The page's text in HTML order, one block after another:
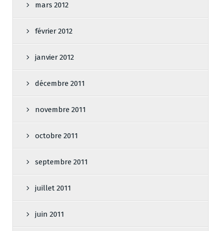
mars 2012
février 2012
janvier 2012
décembre 2011
novembre 2011
octobre 2011
septembre 2011
juillet 2011
juin 2011